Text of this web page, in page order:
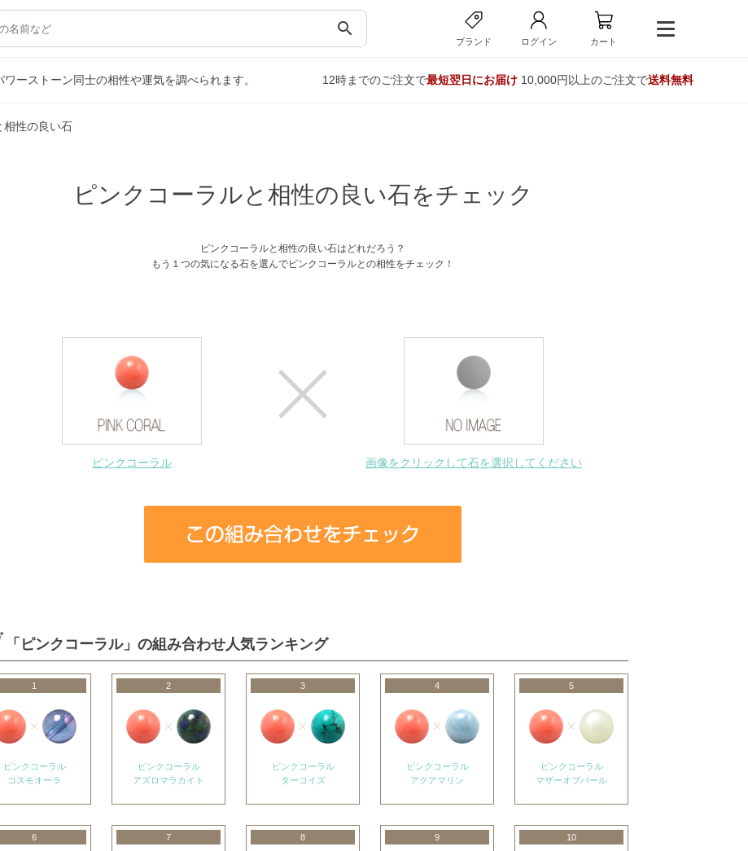
search
ブランド ログイン カート
ーストーン同士の相性や運気を調べられます。 12時までのご注文で最短翌日にお届け10,000円以上のご注文で送料無料
相性の良い石
ピンクコーラルと相性の良い石をチェック
ピンクコーラルと相性の良い石はどれだろう？
もう１つの気になる石を選んでピンクコーラルとの相性をチェック！
ピンクコーラル 画像をクリックして石を選択してください
「ピンクコーラル」の組み合わせ人気ランキング
1
ピンクコーラル
コスモオーラ
2
ピンクコーラル
アズロマラカイト
3
ピンクコーラル
ターコイズ
4
ピンクコーラル
アクアマリン
5
ピンクコーラル
マザーオブパール
6 7 8 9 10